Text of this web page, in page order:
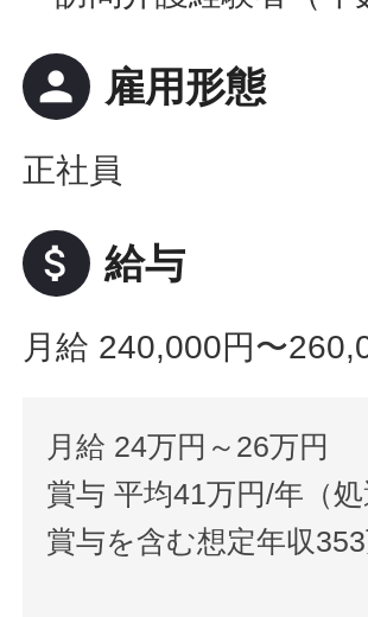
person 雇用形態
正社員
attach_money 給与
月給 240,000円〜
月給 24万円～26万円
賞与 平均41万円/年（
賞与を含む想定年収